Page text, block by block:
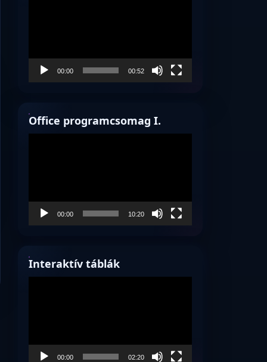
00:00 00:52
Office programcsomag I.
00:00 10:20
Interaktív táblák
00:00 02:20